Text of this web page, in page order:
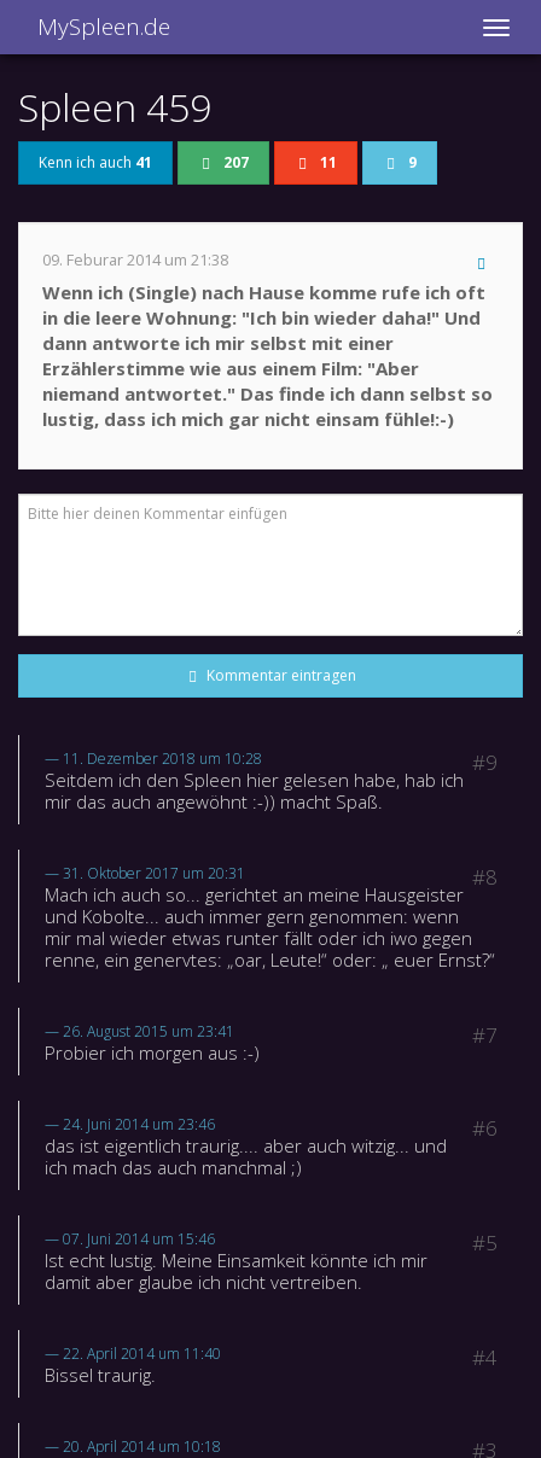
MySpleen.de
Spleen 459
Kenn ich auch 41 207 11 9
09. Feburar 2014 um 21:38
Wenn ich (Single) nach Hause komme rufe ich oft
in die leere Wohnung: "Ich bin wieder daha!" Und
dann antworte ich mir selbst mit einer
Erzählerstimme wie aus einem Film: "Aber
niemand antwortet." Das finde ich dann selbst so
lustig, dass ich mich gar nicht einsam fühle!:-)
Kommentar eintragen
#9
11. Dezember 2018 um 10:28
Seitdem ich den Spleen hier gelesen habe, hab ich
mir das auch angewöhnt :-)) macht Spaß.
#8
31. Oktober 2017 um 20:31
Mach ich auch so... gerichtet an meine Hausgeister
und Kobolte... auch immer gern genommen: wenn
mir mal wieder etwas runter fällt oder ich iwo gegen
renne, ein genervtes: „oar, Leute!“ oder: „ euer Ernst?“
#7
26. August 2015 um 23:41
Probier ich morgen aus :-)
#6
24. Juni 2014 um 23:46
das ist eigentlich traurig.... aber auch witzig... und
ich mach das auch manchmal ;)
#5
07. Juni 2014 um 15:46
Ist echt lustig. Meine Einsamkeit könnte ich mir
damit aber glaube ich nicht vertreiben.
#4
22. April 2014 um 11:40
Bissel traurig.
#3
20. April 2014 um 10:18